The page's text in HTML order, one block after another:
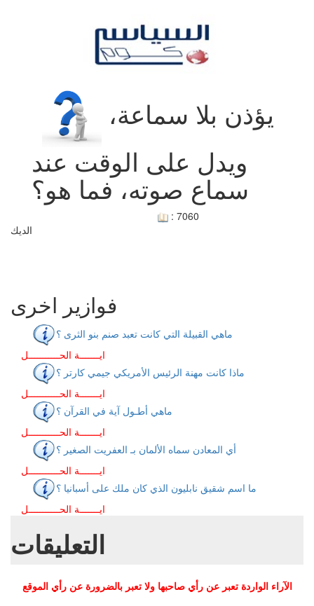
ويدل على الوقت عند
سماع صوته، فما هو؟
: 7060
الديك
فوازير اخرى
ماهي القبيلة التي كانت تعبد صنم بنو الثرى ؟
ايـــــــة الحـــــــــــل
ماذا كانت مهنة الرئيس الأمريكي جيمي كارتر ؟
ايـــــــة الحـــــــــــل
ماهي أطـول آية في القرآن ؟
ايـــــــة الحـــــــــــل
أي المعادن سماه الألمان بـ العفريت الصغير ؟
ايـــــــة الحـــــــــــل
ما اسم شقيق نابليون الذي كان ملك على أسبانيا ؟
ايـــــــة الحـــــــــــل
التعليقات
الآراء الواردة تعبر عن رأي صاحبها ولا تعبر بالضرورة عن رأي الموقع